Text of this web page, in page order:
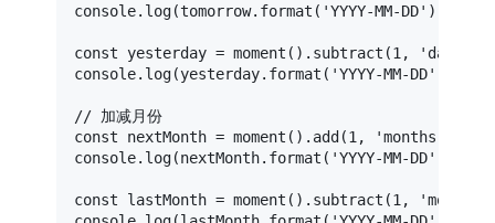
console. log(tomorrow. format ( 'YYYY-MM-DD' ));
const yesterday = moment (). subtract (1 , 'days'
console. log(yesterday. format ( 'YYYY-MM-DD'
// 加减月份
const nextMonth = moment (). add(1 , 'months'
console. log(nextMonth. format ( 'YYYY-MM-DD'
const lastMonth = moment (). subtract (1 ,
'months'